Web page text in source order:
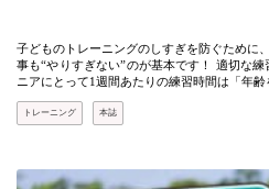
子どものトレーニングのしすぎを防ぐために
事も“やりすぎない”のが基本です！ 適切な
ニアにとって1週間あたりの練習時間は「年齢
トレーニング 本誌